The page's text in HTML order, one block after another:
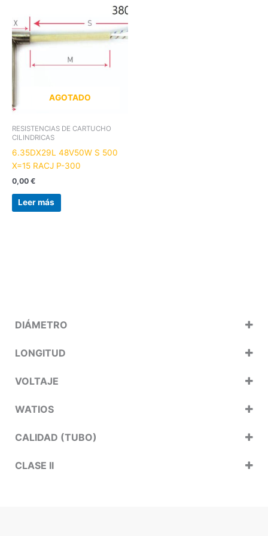
DIÁMETRO
LONGITUD
VOLTAJE
WATIOS
CALIDAD (TUBO)
CLASE II
AGOTADO
RESISTENCIAS DE CARTUCHO
CILINDRICAS
6.35DX29L 48V50W S 500
X=15 RACJ P-300
0,00 €
Leer más